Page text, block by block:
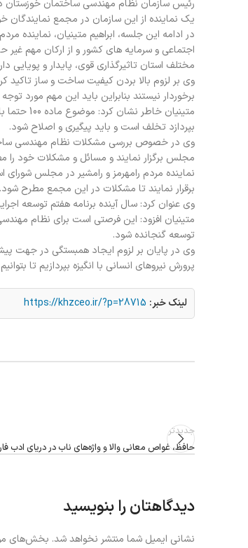
رئیس سازمان نظام مهندسی ساختمان خوزستان
یک نماینده از این سازمان در مجمع نمایندگان
در ادامه این جلسه، ابراهیم متینیان، نماینده
مختلف استان تاثیرگذاری قوی، پایدار و پویایی
وی بر لزوم بالا بردن کیفیت ساخت و ساز تاکید
برخوردار نیستند بنابراین باید این مهم مورد توجه
بپردازد تخلف است و باید پیگیری و اصلاح شود.
وی در خصوص بررسی مشکلات نظام مهندسی
مجلس برگزار نمایند و مسائل و مشکلات خود را
نماینده مردم رامهرمز و رامشیر در مجلس
برقرار نمایند تا مشکلات در این مجمع مطرح شود.
وی عنوان کرد: سال آینده برنامه هفتم توسعه
متینیان افزود: این فرصتی است برای نظام
توسعه گنجانده شود.
وی در پایان بر لزوم ایجاد همبستگی در جهت
پرورش نیروهای انسانی با انگیزه بپردازیم تا
لینک خبر: https://khzceo.ir/?p=28715
جدیدتر
حافظ، غواص معانی والا و واژه‌های ناب در دریای ادب
دیدگاهتان را بنویسید
نشانی ایمیل شما منتشر نخواهد شد. بخش‌های